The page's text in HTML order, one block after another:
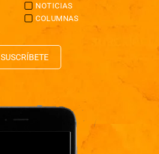
NOTICIAS
COLUMNAS
SUSCRÍBETE